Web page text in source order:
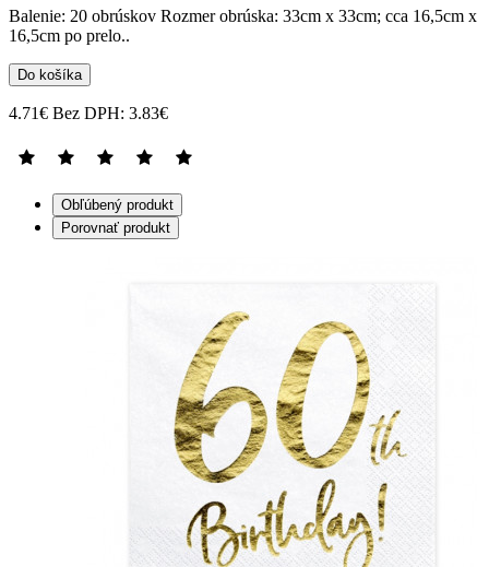
Balenie: 20 obrúskov Rozmer obrúska: 33cm x 33cm; cca 16,5cm x
16,5cm po prelo..
Do košíka
4.71€ Bez DPH: 3.83€
Obľúbený produkt
Porovnať produkt